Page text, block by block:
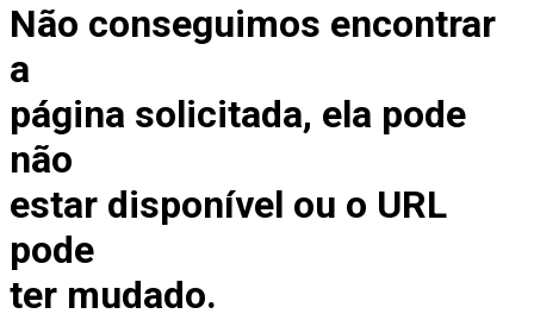
Não conseguimos encontrar
a
página solicitada, ela pode
não
estar disponível ou o URL
pode
ter mudado.